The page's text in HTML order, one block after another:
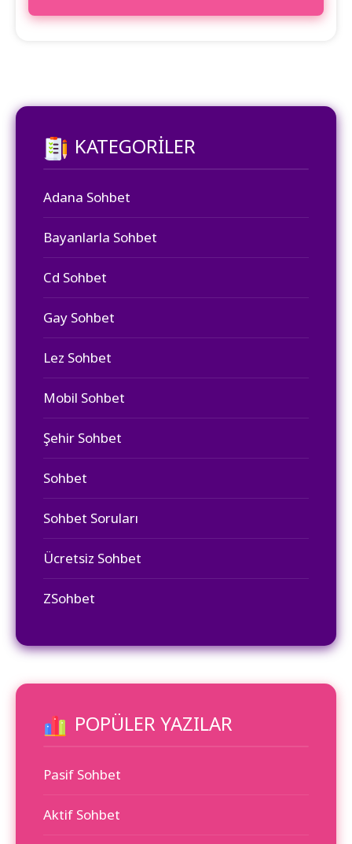
KATEGORILER
Adana Sohbet
Bayanlarla Sohbet
Cd Sohbet
Gay Sohbet
Lez Sohbet
Mobil Sohbet
Şehir Sohbet
Sohbet
Sohbet Soruları
Ücretsiz Sohbet
ZSohbet
POPÜLER YAZILAR
Pasif Sohbet
Aktif Sohbet